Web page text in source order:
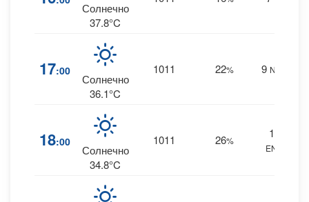
Солнечно
37.8°C
17:00
Солнечно
36.1°C
1011 22% 9 NNE
18:00
Солнечно
34.8°C
1011 26%
13
ENE